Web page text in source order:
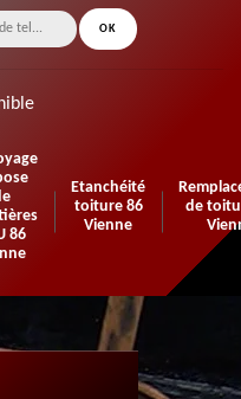
86
Etanchéité
toiture 86
Vienne
de